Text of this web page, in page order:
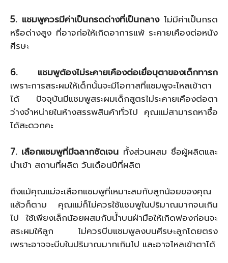
5. แชมพูควรมีค่าเป็นกรดด่างที่เป็นกลางไม่มีค่าเป็นกรด
หรือด่างสูง ที่อาจก่อให้เกิดอาการแพ้ ระคายเคืองต่อหนัง
ศีรษะ
6. แชมพูต้องไม่ระคายเคืองต่อเยื่อบุตาของเด็กทารก
เพราะการสระผมให้เด็กนั้นจะมีโอกาสที่แชมพูจะไหลเข้าตา
ได้ ปัจจุบันมีแชมพูสระผมเด็กสูตรไม่ระคายเคืองต่อตา
ว่างจำหน่ายในห้างสรรพสินค้าทั่วไป คุณแม่สามารถหาซื้อ
ได้สะดวกคะ
7. เลือกแชมพูที่มีฉลากชัดเจน ทั้งส่วนผสม ชื่อผู้ผลิตและ
นำเข้า สถานที่ผลิต วันเดือนปีที่ผลิต
ถึงแม้คุณแม่จะเลือกแชมพูที่เหมาะสมกับลูกน้อยของคุณ
แล้วก็ตาม คุณแม่ก็ไม่ควรใช้แชมพูในปริมาณมากจนเกิน
ไป ใช้เพียงเล็กน้อยผสมกับน้ำบนฝ่ามือให้เกิดฟองก่อนจะ
สระผมให้ลูก ไม่ควรบีบแชมพูลงบนศีรษะลูกโดยตรง
เพราะอาจจะบีบในปริมาณมากเกินไป และอาจไหลเข้าตาได้